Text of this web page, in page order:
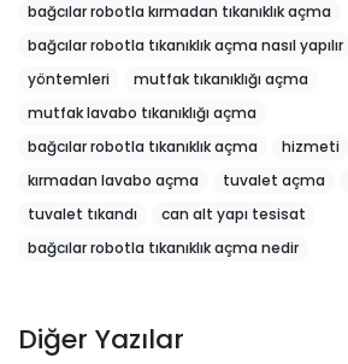
bağcılar robotla kırmadan tıkanıklık açma
bağcılar robotla tıkanıklık açma nasıl yapılır
yöntemleri
mutfak tıkanıklığı açma
mutfak lavabo tıkanıklığı açma
bağcılar robotla tıkanıklık açma
hizmeti
kırmadan lavabo açma
tuvalet açma
tuvalet tıkandı
can alt yapı tesisat
bağcılar robotla tıkanıklık açma nedir
Diğer Yazılar